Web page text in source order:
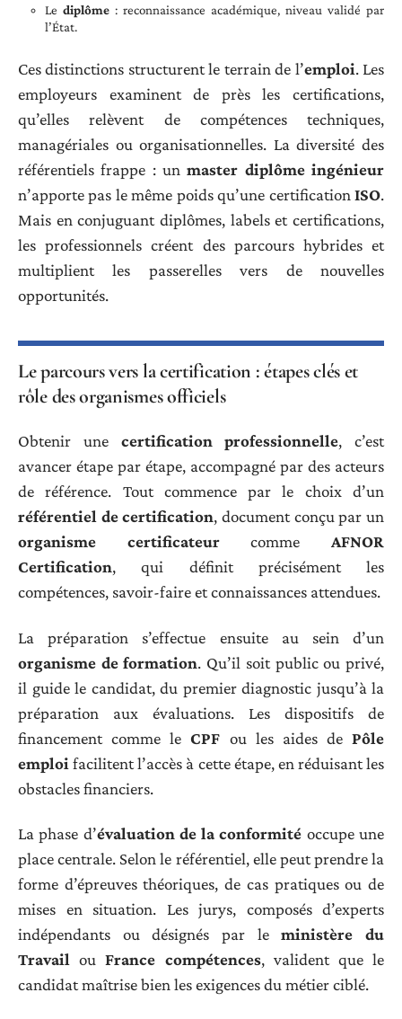
Le diplôme : reconnaissance académique, niveau validé par
l’État.
Ces distinctions structurent le terrain de l’emploi. Les
employeurs examinent de près les certifications,
qu’elles relèvent de compétences techniques,
managériales ou organisationnelles. La diversité des
référentiels frappe : unmaster diplôme ingénieur
n’apporte pas le même poids qu’une certification ISO.
Mais en conjuguant diplômes, labels et certifications,
les professionnels créent des parcours hybrides et
multiplient les passerelles vers de nouvelles
opportunités.
Le parcours vers la certification : étapes clés et
rôle des organismes officiels
Obtenir une certification professionnelle, c’est
avancer étape par étape, accompagné par des acteurs
de référence. Tout commence par le choix d’un
référentiel de certification, document conçu par un
organisme certificateurcommeAFNOR
Certification, qui définit précisément les
compétences, savoir-faire et connaissances attendues.
La préparation s’effectue ensuite au sein d’un
organisme de formation. Qu’il soit public ou privé,
il guide le candidat, du premier diagnostic jusqu’à la
préparation aux évaluations. Les dispositifs de
financement comme leCPF ou les aides de Pôle
emploi facilitent l’accès à cette étape, en réduisant les
obstacles financiers.
La phase d’évaluation de la conformité occupe une
place centrale. Selon le référentiel, elle peut prendre la
forme d’épreuves théoriques, de cas pratiques ou de
mises en situation. Les jurys, composés d’experts
indépendants ou désignés par leministère du
Travail ouFrance compétences, valident que le
candidat maîtrise bien les exigences du métier ciblé.